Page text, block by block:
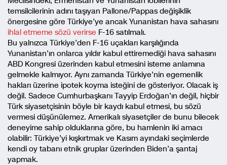
temsilcilerinin adını taşıyan Pallone/Pappas değişiklik
önergesine göre Türkiye’ye ancak Yunanistan hava sahasını
ihlal etmeme sözü verirse F-16 satılmalı.
Bu yalnızca Türkiye’den F-16 uçakları karşılığında
Yunanistan’ın onlarca yıldır kabul ettiremediği hava sahasını
ABD Kongresi üzerinden kabul etmesini isteme anlamına
gelmekle kalmıyor. Aynı zamanda Türkiye’nin egemenlik
hakları üzerine ipotek koyma isteğini de gösteriyor. Olacak iş
değil. Sadece Cumhurbaşkanı Tayyip Erdoğan’ın değil, hiçbir
Türk siyasetçisinin böyle bir kaydı kabul etmesi, bu sözü
vermesi düşünülemez. Amerikalı siyasetçiler de bunu bilecek
deneyime sahip olduklarına göre, bu hamlenin iki amacı
olabilir: Türkiye’yi kışkırtmak ve Kasım ayındaki seçimlerde
kendi oy tabanı etnik gruplar üzerinden Biden’a şantaj
yapmak.